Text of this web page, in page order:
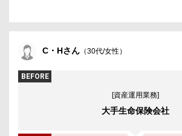
C・Hさん （30代/女性）
BEFORE
[資産運用業務]
大手生命保険会社